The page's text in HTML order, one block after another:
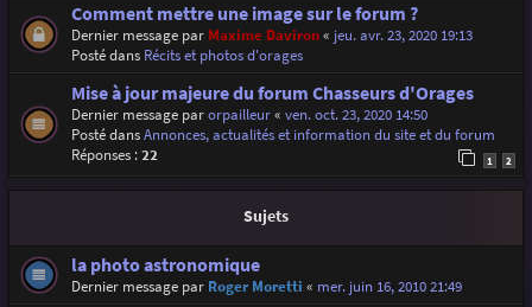
Comment mettre une image sur le forum ?
Dernier message par Maxime Daviron« jeu. avr. 23, 2020 19:13
Posté dans Récits et photos d'orages
Mise à jour majeure du forum Chasseurs d'Orages
Dernier message parorpailleur« ven. oct. 23, 2020 14:50
Posté dansAnnonces, actualités et information du site et du forum
Réponses :22 1 2
Sujets
la photo astronomique
Dernier message par Roger Moretti « mer. juin 16, 2010 21:49